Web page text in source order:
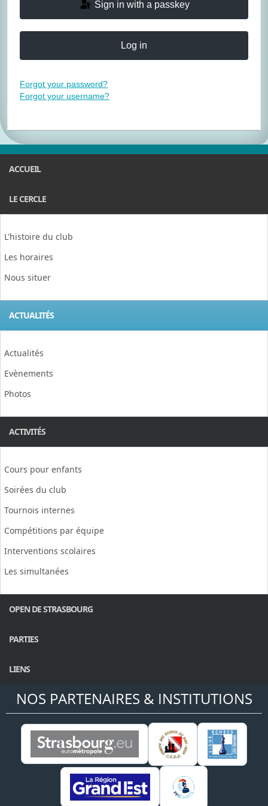
Sign in with a passkey
Log in
Forgot your password?
Forgot your username?
ACCUEIL
LE CERCLE
L'histoire du club
Les horaires
Nous situer
ACTUALITÉS
Actualités
Evènements
Photos
ACTIVITÉS
Cours pour enfants
Soirées du club
Tournois internes
Compétitions par équipe
Interventions scolaires
Les simultanées
OPEN DE STRASBOURG
PARTIES
LIENS
NOS PARTENAIRES & INSTITUTIONS